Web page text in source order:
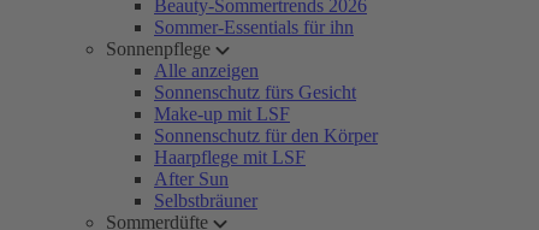
Beauty-Sommertrends 2026
Sommer-Essentials für ihn
Sonnenpflege
Alle anzeigen
Sonnenschutz fürs Gesicht
Make-up mit LSF
Sonnenschutz für den Körper
Haarpflege mit LSF
After Sun
Selbstbräuner
Sommerdüfte